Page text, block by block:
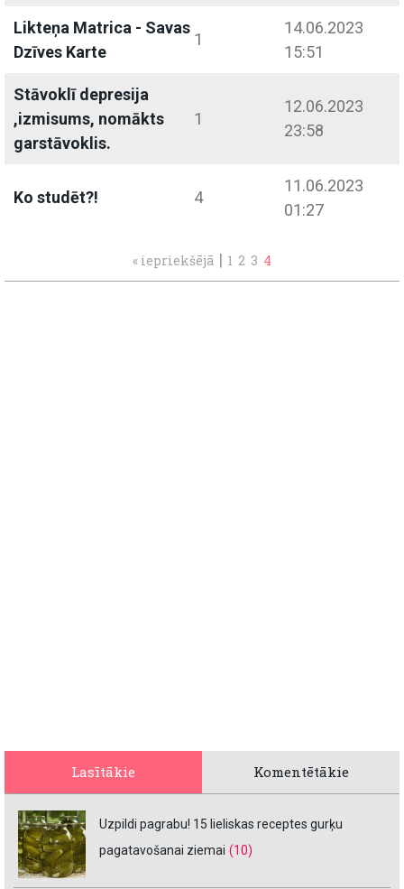
Likteņa Matrica - Savas
Dzīves Karte
1
14.06.2023
15:51
Stāvoklī depresija
,izmisums, nomākts
garstāvoklis.
1
12.06.2023
23:58
Ko studēt?! 4
11.06.2023
01:27
« iepriekšējā | 1 2 3 4
Lasītākie Komentētākie
Uzpildi pagrabu! 15 lieliskas receptes gurķu
pagatavošanai ziemai (10)